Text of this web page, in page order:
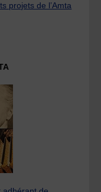
projets de l’Amta